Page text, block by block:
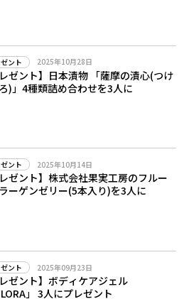
ント 2025年10月28日
レゼント】日本漬物 「薩摩の漬心(つけ
)」4種類詰め合わせを3人に
ント 2025年10月14日
レゼント】株式会社果実工房のフルー
ーゲンゼリー(5本入り)を3人に
ント 2025年09月23日
レゼント】ボディケアジェル
」 3人にプレゼント